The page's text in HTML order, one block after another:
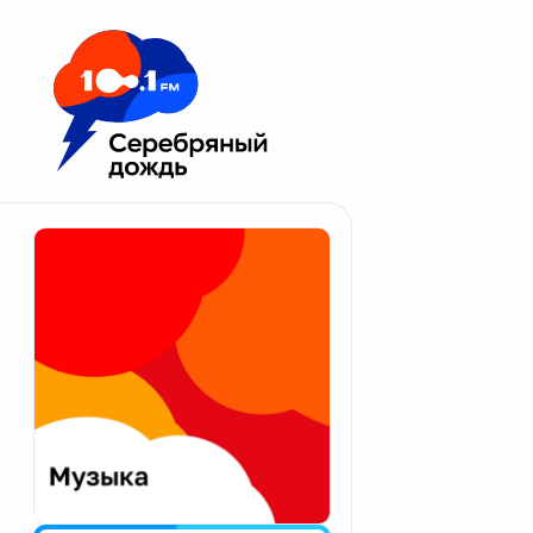
Москва 100.1 FM
Апатиты
Екатеринбург
Калининград
Калуга